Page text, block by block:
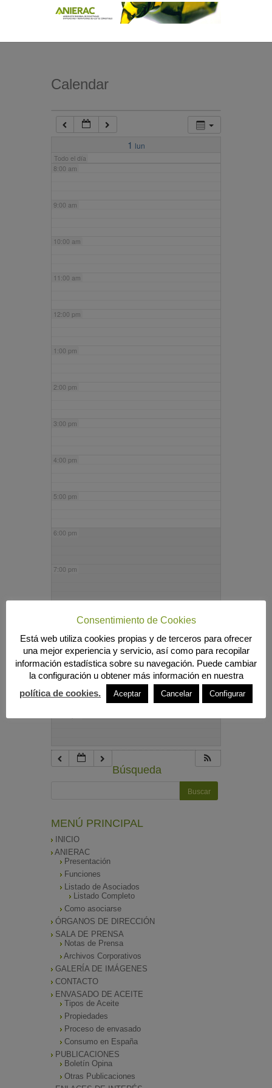
Calendar
1 lun
Todo el día
7:00 am
8:00 am
9:00 am
10:00 am
11:00 am
12:00 pm
1:00 pm
2:00 pm
3:00 pm
4:00 pm
5:00 pm
6:00 pm
7:00 pm
9:00 pm
10:00 pm
Búsqueda
MENÚ PRINCIPAL
INICIO
ANIERAC
Presentación
Funciones
Listado de Asociados
Listado Completo
Como asociarse
ÓRGANOS DE DIRECCIÓN
SALA DE PRENSA
Notas de Prensa
Archivos Corporativos
GALERÍA DE IMÁGENES
CONTACTO
ENVASADO DE ACEITE
Tipos de Aceite
Propiedades
Proceso de envasado
Consumo en España
PUBLICACIONES
Boletín Opina
Otras Publicaciones
Consentimiento de Cookies
Está web utiliza cookies propias y de terceros para ofrecer
una mejor experiencia y servicio, así como para recopilar
información estadística sobre su navegación. Puede cambiar
la configuración u obtener más información en nuestra
política de cookies.
Aceptar Cancelar Configurar